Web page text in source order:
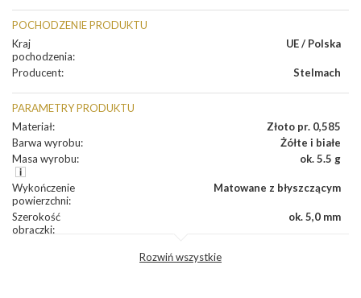
POCHODZENIE PRODUKTU
Kraj
pochodzenia:
UE / Polska
Producent: Stelmach
PARAMETRY PRODUKTU
Materiał:
Złoto pr. 0,585
Barwa wyrobu:
Żółte i białe
Masa wyrobu: ok. 5.5 g
Wykończenie
powierzchni:
Matowane z błyszczącym
Szerokość
obrączki:
ok. 5,0 mm
Rozwiń wszystkie